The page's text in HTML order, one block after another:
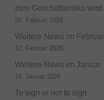
zum Geschäftsrisiko wird
26. Februar 2026
Weitere News im Februar
12. Februar 2026
Weitere News im Januar
16. Januar 2026
To sign or not to sign